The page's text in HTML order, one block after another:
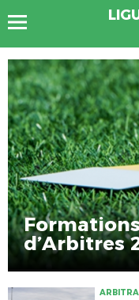
d’Arbitres